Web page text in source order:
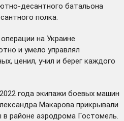
десантного батальона
полка.
на Украине
и умело управлял
ценил, учил и берег каждого
года экипажи боевых машин
Макарова прикрывали
районе аэродрома Гостомель.